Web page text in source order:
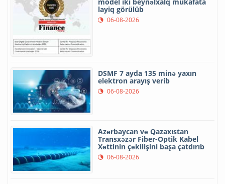
layiq görülüb
06-08-2026
DSMF 7 ayda 135 minə yaxın
elektron arayış verib
06-08-2026
Azərbaycan və Qazaxıstan
Transxəzər Fiber-Optik Kabel
Xəttinin çəkilişini başa çatdırıb
06-08-2026